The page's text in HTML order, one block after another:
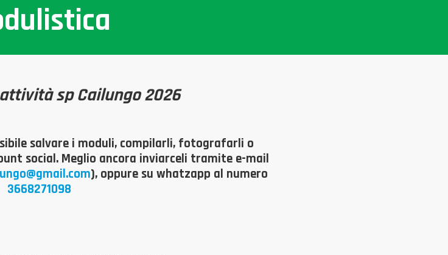
attività sp Cailungo 2026
salvare i moduli, compilarli, fotografarli o
social. Meglio ancora inviarceli tramite e-mail
), oppure su whatzapp al numero
3668271098